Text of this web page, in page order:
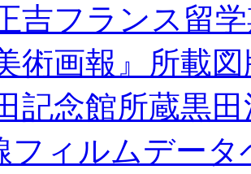
吉フランス留
術画報』所載
記念館所蔵黒
フィルムデータ